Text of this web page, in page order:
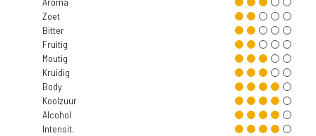
Zoet
Bitter
Fruitig
Moutig
Kruidig
Body
Koolzuur
Alcohol
Intensit.